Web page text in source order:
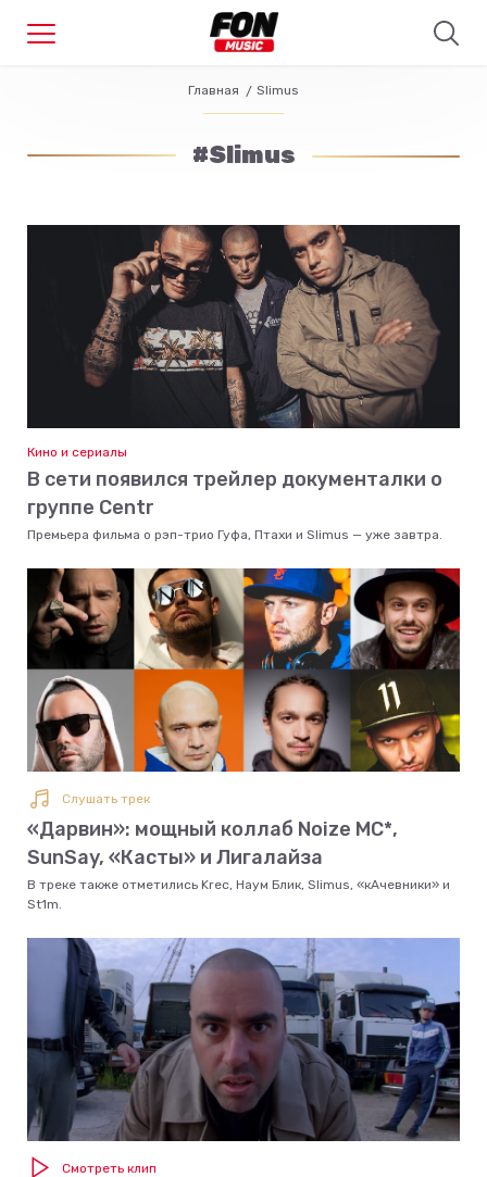
Главная Slimus
#Slimus
Кино и сериалы
В сети появился трейлер документалки о
группе Centr
Премьера фильма о рэп-трио Гуфа, Птахи и Slimus — уже завтра.
Слушать трек
«Дарвин»: мощный коллаб Noize MC*,
SunSay, «Касты» и Лигалайза
В треке также отметились Krec, Наум Блик, Slimus, «кАчевники» и
St1m.
Смотреть клип